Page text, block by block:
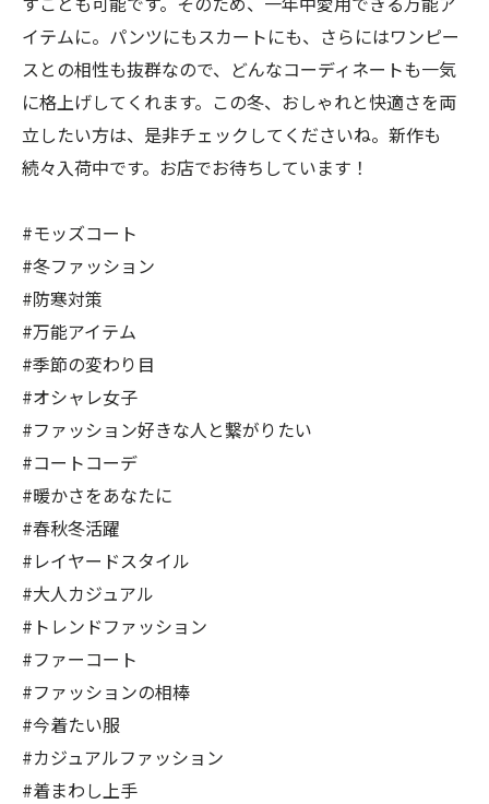
イテムに。パンツにもスカートにも、さらにはワンピー
スとの相性も抜群なので、どんなコーディネートも一気
に格上げしてくれます。この冬、おしゃれと快適さを両
立したい方は、是非チェックしてくださいね。新作も
続々入荷中です。お店でお待ちしています！
#モッズコート
#冬ファッション
#防寒対策
#万能アイテム
#季節の変わり目
#オシャレ女子
#ファッション好きな人と繋がりたい
#コートコーデ
#暖かさをあなたに
#春秋冬活躍
#レイヤードスタイル
#大人カジュアル
#トレンドファッション
#ファーコート
#ファッションの相棒
#今着たい服
#カジュアルファッション
#着まわし上手